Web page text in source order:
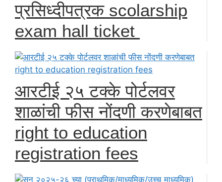
प्रसिध्दीपत्रक scolarship
exam hall ticket
आरटीई २५ टक्के पोर्टलवर
शाळांची फीस नोंदणी करणेबाबत
right to education
registration fees